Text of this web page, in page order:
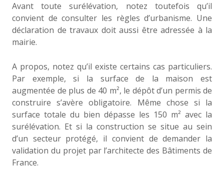
Avant toute surélévation, notez toutefois qu’il
convient de consulter les règles d’urbanisme. Une
déclaration de travaux doit aussi être adressée à la
mairie.
A propos, notez qu’il existe certains cas particuliers.
Par exemple, si la surface de la maison est
augmentée de plus de 40 m², le dépôt d’un permis de
construire s’avère obligatoire. Même chose si la
surface totale du bien dépasse les 150 m² avec la
surélévation. Et si la construction se situe au sein
d’un secteur protégé, il convient de demander la
validation du projet par l’architecte des Bâtiments de
France.